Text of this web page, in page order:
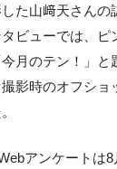
た山﨑天さんの
ビューでは、ピ
月のテン！」と
影時のオフショ
アンケートは8